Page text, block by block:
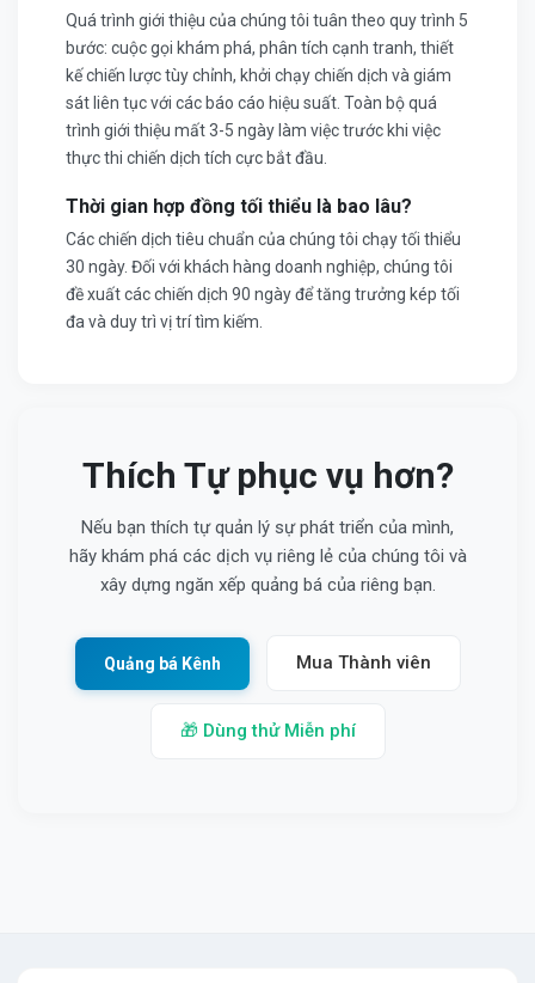
Quá trình giới thiệu của chúng tôi tuân theo quy trình 5
bước: cuộc gọi khám phá, phân tích cạnh tranh, thiết
kế chiến lược tùy chỉnh, khởi chạy chiến dịch và giám
sát liên tục với các báo cáo hiệu suất. Toàn bộ quá
trình giới thiệu mất 3-5 ngày làm việc trước khi việc
thực thi chiến dịch tích cực bắt đầu.
Thời gian hợp đồng tối thiểu là bao lâu?
Các chiến dịch tiêu chuẩn của chúng tôi chạy tối thiểu
30 ngày. Đối với khách hàng doanh nghiệp, chúng tôi
đề xuất các chiến dịch 90 ngày để tăng trưởng kép tối
đa và duy trì vị trí tìm kiếm.
Thích Tự phục vụ hơn?
Nếu bạn thích tự quản lý sự phát triển của mình,
hãy khám phá các dịch vụ riêng lẻ của chúng tôi và
xây dựng ngăn xếp quảng bá của riêng bạn.
Quảng bá Kênh Mua Thành viên
🎁 Dùng thử Miễn phí